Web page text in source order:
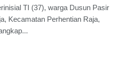
TI (37), warga Dusun Pasir
Kecamatan Perhentian Raja,